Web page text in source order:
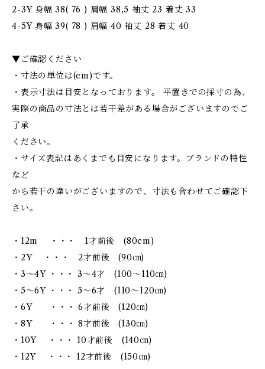
2-3Y 身幅 38( 76 ) 肩幅 38,5 袖丈 23 着丈 33
4-5Y 身幅 39( 78 ) 肩幅 40 袖丈 28 着丈 40
▼ご確認ください
・寸法の単位は(cm)です。
・表示寸法は目安となっております。 平置きでの採寸の為、
実際の商品の寸法とは若干差がある場合がございますのでご
了承
ください。
・サイズ表記はあくまでも目安になります。ブランドの特性
など
から若干の違いがございますので、寸法も合わせてご確認下
さい。
・12m ・・・ 1才前後 (80cm)
・2Y ・・・ 2才前後 (90㎝)
・3～4Y ・・・ 3～4才 (100～110㎝)
・5～6Y ・・・ 5～6才 (110～120㎝)
・6Y ・・・ 6才前後 (120㎝)
・8Y ・・・ 8才前後 (130㎝)
・10Y ・・・ 10才前後 (140㎝)
・12Y ・・・ 12才前後 (150㎝)